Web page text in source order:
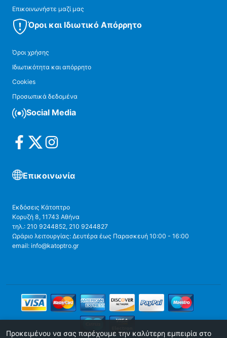
Επικοινωνήστε μαζί μας
Όροι και Ιδιωτικό Απόρρητο
Όροι χρήσης
Ιδιωτικότητα και απόρρητο
Cookies
Προσωπικά δεδομένα
Social Media
Επικοινωνία
Εκδόσεις Κάτοπτρο
Κορυζή 8, 11743 Αθήνα
τηλ.: 210 9244852, 210 9244827
Ωράριο λειτουργίας: Δευτέρα έως Παρασκευή 10:00 - 16:00
email: info@katoptro.gr
Προκειμένου να σας παρέχουμε την καλύτερη εμπειρία στο